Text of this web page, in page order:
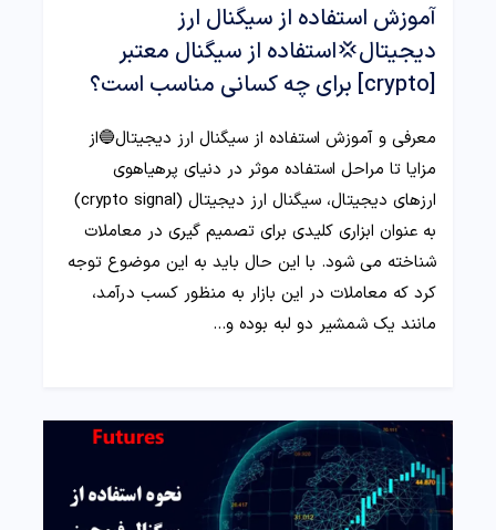
آموزش استفاده از سیگنال ارز
دیجیتال💢استفاده از سیگنال معتبر
[crypto] برای چه کسانی مناسب است؟
معرفی و آموزش استفاده از سیگنال ارز دیجیتال🔵از
مزایا تا مراحل استفاده موثر در دنیای پرهیاهوی
ارزهای دیجیتال، سیگنال ارز دیجیتال (crypto signal)
به عنوان ابزاری کلیدی برای تصمیم‌ گیری در معاملات
شناخته می‌ شود. با این حال باید به این موضوع توجه
کرد که معاملات در این بازار به منظور کسب درآمد،
مانند یک شمشیر دو لبه بوده و…